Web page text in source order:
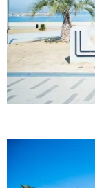
ホテル
【HOTEL
れ。次世代ホ